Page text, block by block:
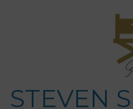
STEVEN